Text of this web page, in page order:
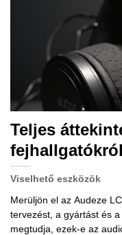
Teljes
Viselhető eszközök
Merüljön el az Audeze
tervezést, a gyártást és
megtudja, ezek-e az